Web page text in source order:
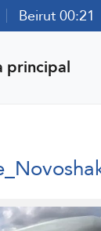
Beirut 00:21
principal